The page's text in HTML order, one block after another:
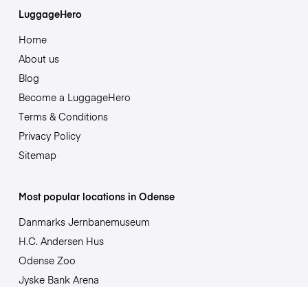
LuggageHero
Home
About us
Blog
Become a LuggageHero
Terms & Conditions
Privacy Policy
Sitemap
Most popular locations in Odense
Danmarks Jernbanemuseum
H.C. Andersen Hus
Odense Zoo
Jyske Bank Arena